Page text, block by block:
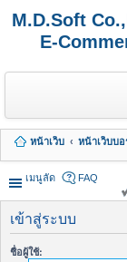
M.D.Soft
E-
หน้าเว็บ
หน้าเว็บบอ
เมนูลัด
FAQ
เข้าสู่ระบบ
ชื่อผู้ใช้: